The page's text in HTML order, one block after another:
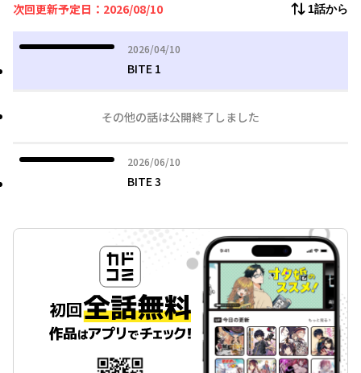
次回更新予定日：2026/08/10 1話から
2026/04/10
2026年04月10日
BITE 1
その他の話は公開終了しました
2026/06/10
2026年06月10日
BITE 3